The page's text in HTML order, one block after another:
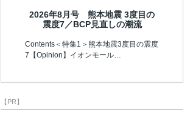
2026年8月号 熊本地震 3度目の
震度7／BCP見直しの潮流
Contents＜特集1＞熊本地震3度目の震度
7【Opinion】イオンモール…
【PR】